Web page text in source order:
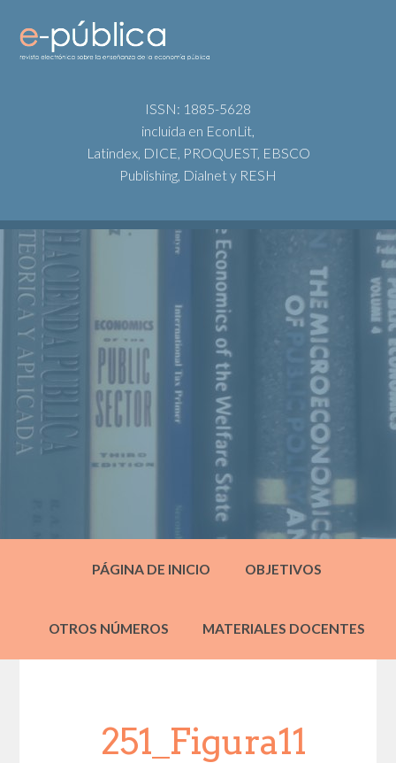
ISSN: 1885-5628
incluida en EconLit,
Latindex, DICE, PROQUEST, EBSCO
Publishing, Dialnet y RESH
PÁGINA DE INICIO OBJETIVOS
OTROS NÚMEROS MATERIALES DOCENTES
251_Figura11